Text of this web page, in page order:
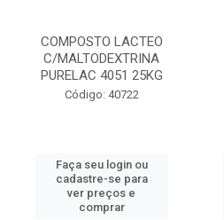
COMPOSTO LACTEO
C/MALTODEXTRINA
PURELAC 4051 25KG
Código: 40722
Faça seu login ou
cadastre-se para
ver preços e
comprar